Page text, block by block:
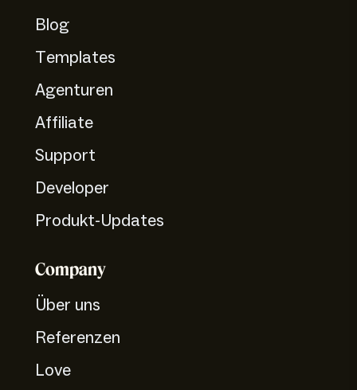
Blog
Templates
Agenturen
Affiliate
Support
Developer
Produkt-Updates
Company
Über uns
Referenzen
Love